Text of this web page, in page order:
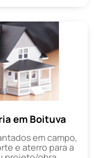
em Boituva
em campo,
e aterro para a